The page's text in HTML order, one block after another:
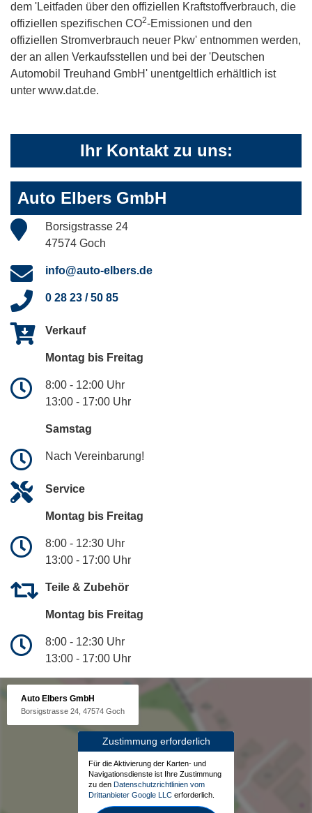
dem 'Leitfaden über den offiziellen Kraftstoffverbrauch, die
offiziellen spezifischen CO2-Emissionen und den
offiziellen Stromverbrauch neuer Pkw' entnommen werden,
der an allen Verkaufsstellen und bei der 'Deutschen
Automobil Treuhand GmbH' unentgeltlich erhältlich ist
unter www.dat.de.
Ihr Kontakt zu uns:
Auto Elbers GmbH
Borsigstrasse 24
47574 Goch
info@auto-elbers.de
0 28 23 / 50 85
Verkauf
Montag bis Freitag
8:00 - 12:00 Uhr
13:00 - 17:00 Uhr
Samstag
Nach Vereinbarung!
Service
Montag bis Freitag
8:00 - 12:30 Uhr
13:00 - 17:00 Uhr
Teile & Zubehör
Montag bis Freitag
8:00 - 12:30 Uhr
13:00 - 17:00 Uhr
Auto Elbers GmbH
Borsigstrasse 24, 47574 Goch
Zustimmung erforderlich
Für die Aktivierung der Karten- und
Navigationsdienste ist Ihre Zustimmung
zu den Datenschutzrichtlinien vom
Drittanbieter Google LLC erforderlich.